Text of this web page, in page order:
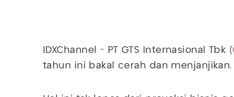
IDXChannel - PT GTS Internasional Tbk (
tahun ini bakal cerah dan menjanjikan.